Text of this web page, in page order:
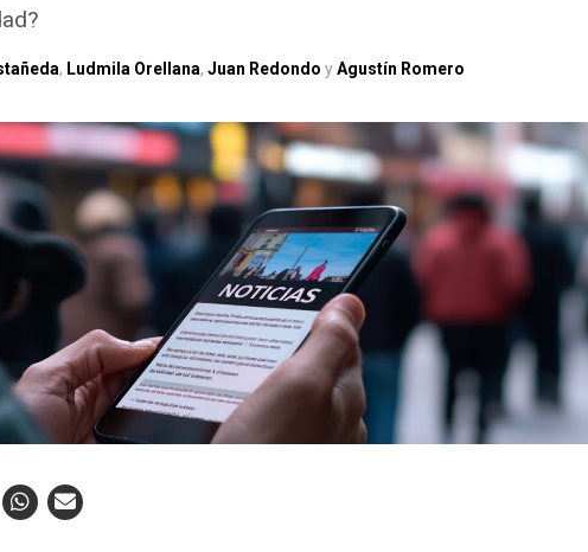
, Ludmila Orellana, Juan Redondo yAgustín Romero